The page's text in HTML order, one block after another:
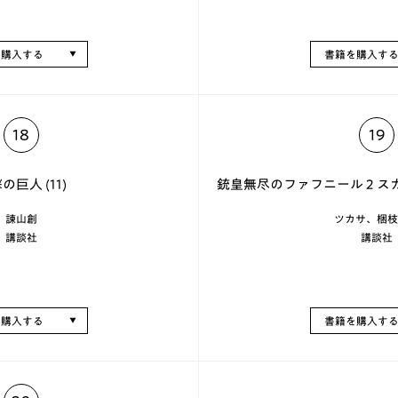
入する 書籍を購入する
18
巨人 (11)
諫山創
講談社
入する
19
銃皇無尽のファフニール 2 ス
ツカサ、梱
講談社
書籍を購入する